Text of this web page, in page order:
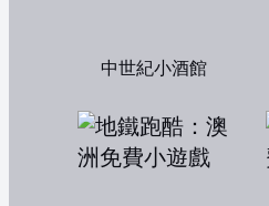
中世紀小酒館